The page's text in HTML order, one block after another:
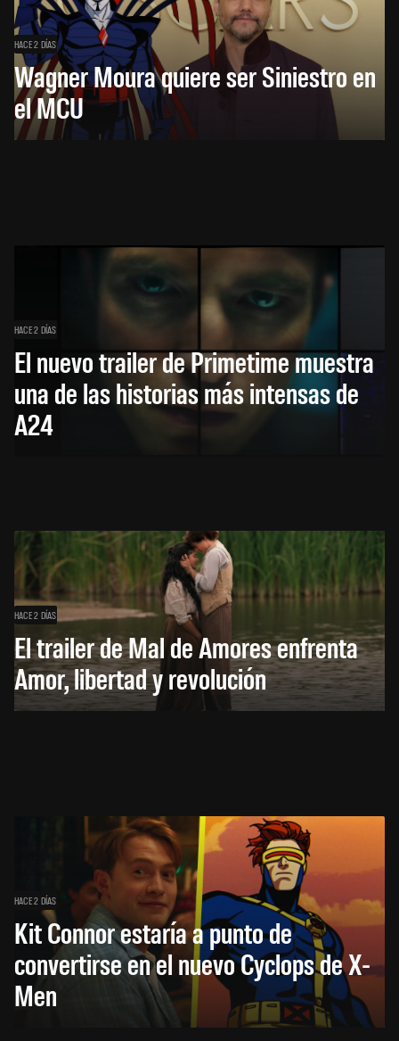
HACE 2 DÍAS
Wagner Moura quiere ser Siniestro en
el MCU
HACE 2 DÍAS
El nuevo trailer de Primetime muestra
una de las historias más intensas de
A24
HACE 2 DÍAS
El trailer de Mal de Amores enfrenta
Amor, libertad y revolución
HACE 2 DÍAS
Kit Connor estaría a punto de
convertirse en el nuevo Cyclops de X-
Men